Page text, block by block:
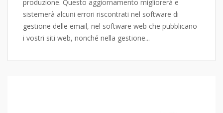
produzione. Questo aggiornamento migliorerà e
sistemerà alcuni errori riscontrati nel software di
gestione delle email, nel software web che pubblicano
i vostri siti web, nonché nella gestione...